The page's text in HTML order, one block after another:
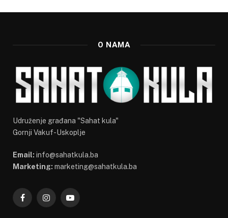
O NAMA
Udruženje građana "Sahat kula"
Gornji Vakuf-Uskoplje
Email: info@sahatkula.ba
Marketing: marketing@sahatkula.ba
FacebookInstagramYouTube